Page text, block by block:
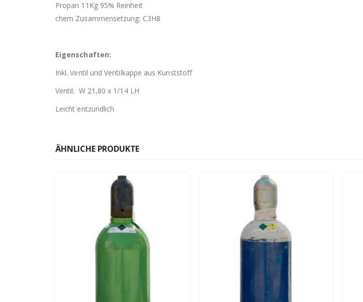
Propan 11Kg 95% Reinheit
chem Zusammensetzung: C3H8
Eigenschaften:
Inkl. Ventil und Ventilkappe aus Kunststoff
Ventil: W 21,80 x 1/14 LH
Leicht entzündlich
ÄHNLICHE PRODUKTE